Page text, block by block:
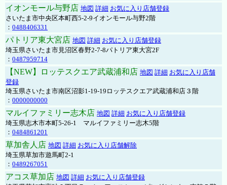
イオンモール与野店 地図 詳細 お気に入り店舗登録
さいたま市中央区本町西5-2-9イオンモール与野2階
： 0488406331
パトリア東大宮店 地図 詳細 お気に入り店舗登録
埼玉県さいたま市見沼区春野2-7-8パトリア東大宮2F
： 0487959714
【NEW】ロッテスクエア武蔵浦和店 地図 詳細 お気に入り店舗
登録
埼玉県さいたま市南区沼影1-19-19ロッテスクエア武蔵浦和店３階
： 0000000000
マルイファミリー志木店 地図 詳細 お気に入り店舗登録
埼玉県志木市本町5-26-1 マルイファミリー志木5階
： 0484861201
草加舎人店 地図 詳細 お気に入り店舗解除
埼玉県草加市遊馬町2-1
： 0489267051
アコス草加店 地図 詳細 お気に入り店舗登録